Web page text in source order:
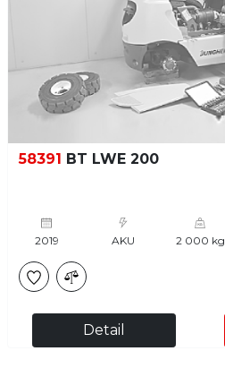
58391 BT LWE 200
2019 AKU 2 000 kg
Detail